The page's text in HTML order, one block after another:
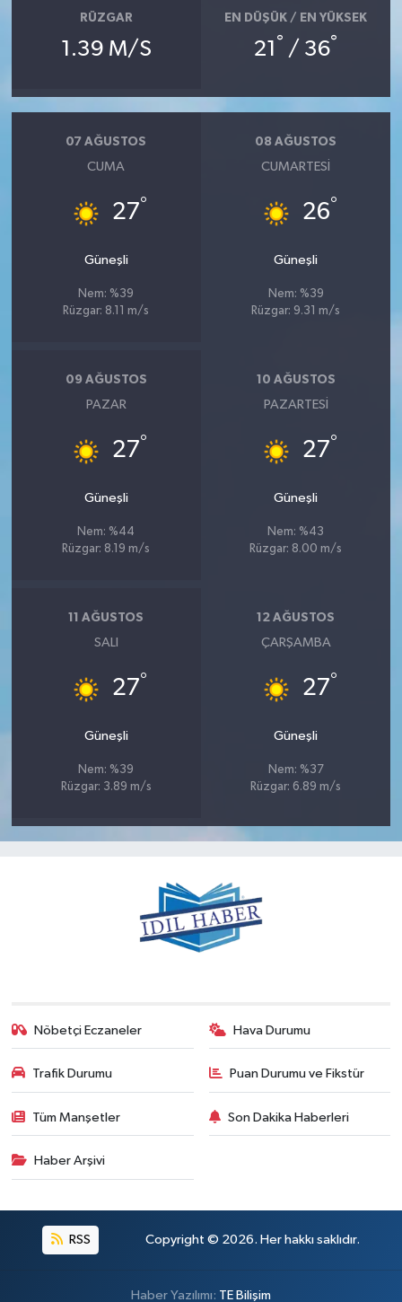
RÜZGAR
1.39 M/S
EN DÜŞÜK / EN YÜKSEK
21 ° / 36°
07 AĞUSTOS
CUMA
27°
Güneşli
Nem: %39
Rüzgar: 8.11 m/s
08 AĞUSTOS
CUMARTESI
26°
Güneşli
Nem: %39
Rüzgar: 9.31 m/s
09 AĞUSTOS
PAZAR
27°
Güneşli
Nem: %44
Rüzgar: 8.19 m/s
10 AĞUSTOS
PAZARTESI
27°
Güneşli
Nem: %43
Rüzgar: 8.00 m/s
11 AĞUSTOS
SALI
27°
Güneşli
Nem: %39
Rüzgar: 3.89 m/s
12 AĞUSTOS
ÇARŞAMBA
27°
Güneşli
Nem: %37
Rüzgar: 6.89 m/s
Nöbetçi Eczaneler Hava Durumu
Trafik Durumu Puan Durumu ve Fikstür
Tüm Manşetler Son Dakika Haberleri
Haber Arşivi
RSS Copyright © 2026. Her hakkı saklıdır.
Haber Yazılımı: TE Bilişim